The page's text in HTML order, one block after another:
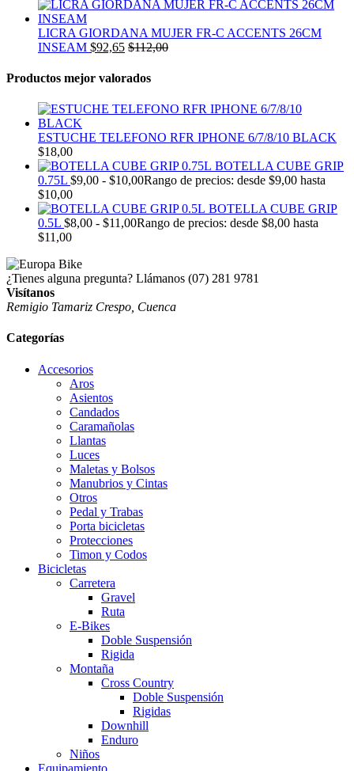
LICRA GIORDANA MUJER FR-C ACCENTS 26CM
INSEAM $92,65 $112,00
Productos mejor valorados
ESTUCHE TELEFONO RFR IPHONE 6/7/8/10 BLACK
$18,00
BOTELLA CUBE GRIP
0.75L $9,00 - $10,00Rango de precios: desde $9,00 hasta
$10,00
BOTELLA CUBE GRIP
0.5L $8,00 - $11,00Rango de precios: desde $8,00 hasta
$11,00
¿Tienes alguna pregunta? Llámanos (07) 281 9781
Visítanos
Remigio Tamariz Crespo, Cuenca
Categorías
Accesorios
Aros
Asientos
Candados
Caramañolas
Llantas
Luces
Maletas y Bolsos
Manubrios y Cintas
Otros
Pedal y Trabas
Porta bicicletas
Protecciones
Timon y Codos
Bicicletas
Carretera
Gravel
Ruta
E-Bikes
Doble Suspensión
Rigida
Montaña
Cross Country
Doble Suspensión
Rigidas
Downhill
Enduro
Niños
Equipamiento